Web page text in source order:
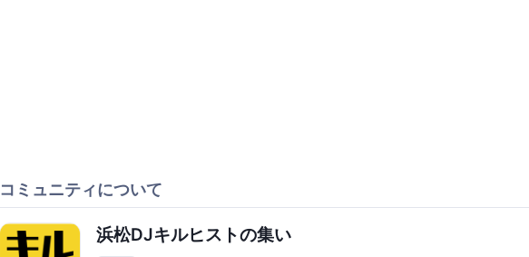
コミュニティについて
浜松DJキルヒストの集い